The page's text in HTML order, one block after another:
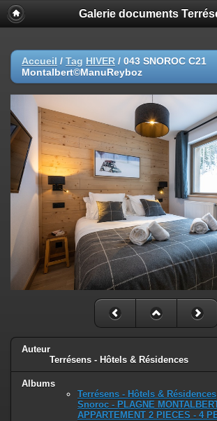
Galerie documents
Accueil / Tag HIVER / 043 SNOROC C21
Montalbert©ManuReyboz
Auteur
Terrésens - Hôtels & Résidences
Albums
Terrésens - Hôtels & Résidences
Snoroc - PLAGNE
APPARTEMENT 2 PIECES - 4